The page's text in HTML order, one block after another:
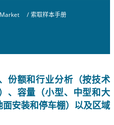
/ 索取样本手册
份额和行业分析（按技术
、容量（小型、中型和大
安装和停车棚）以及区域